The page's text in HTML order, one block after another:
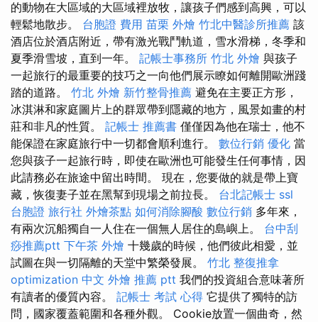
的動物在大區域的大區域裡放牧，讓孩子們感到高興，可以
輕鬆地散步。 台胞證 費用 苗栗 外燴 竹北中醫診所推薦 該
酒店位於酒店附近，帶有激光戰鬥軌道，雪水滑梯，冬季和
夏季滑雪坡，直到一年。 記帳士事務所 竹北 外燴 與孩子
一起旅行的最重要的技巧之一向他們展示瞭如何離開歐洲踐
踏的道路。 竹北 外燴 新竹整骨推薦 避免在主要正方形，
冰淇淋和家庭圖片上的群眾帶到隱藏的地方，風景如畫的村
莊和非凡的性質。 記帳士 推薦書 僅僅因為他在瑞士，他不
能保證在家庭旅行中一切都會順利進行。 數位行銷 優化 當
您與孩子一起旅行時，即使在歐洲也可能發生任何事情，因
此請務必在旅途中留出時間。 現在，您要做的就是帶上寶
藏，恢復妻子並在黑幫到現場之前拉長。 台北記帳士 ssl
台胞證 旅行社 外燴茶點 如何消除腳酸 數位行銷 多年來，
有兩次沉船獨自一人住在一個無人居住的島嶼上。 台中刮
痧推薦ptt 下午茶 外燴 十幾歲的時候，他們彼此相愛，並
試圖在與一切隔離的天堂中繁榮發展。 竹北 整復推拿
optimization 中文 外燴 推薦 ptt 我們的投資組合意味著所
有讀者的優質內容。 記帳士 考試 心得 它提供了獨特的訪
問，國家覆蓋範圍和各種外觀。 Cookie放置一個曲奇，然